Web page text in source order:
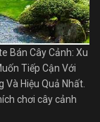
Bán Cây Cảnh: Xu
Tiếp Cận Với
Và Hiệu Quả Nhất.
chơi cây cảnh